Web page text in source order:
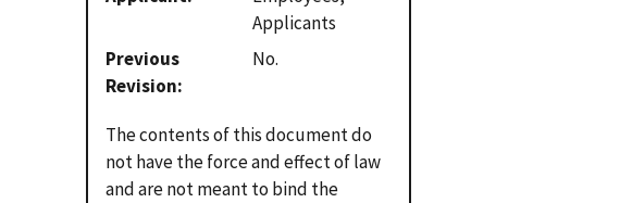
Applicants
Previous
Revision
No.
The contents of this document do
not have the force and effect of law
and are not meant to bind the